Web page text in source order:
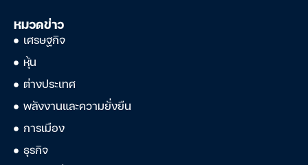
หมวดข่าว
เศรษฐกิจ
หุ้น
ต่างประเทศ
พลังงานและความยั่งยืน
การเมือง
ธุรกิจ